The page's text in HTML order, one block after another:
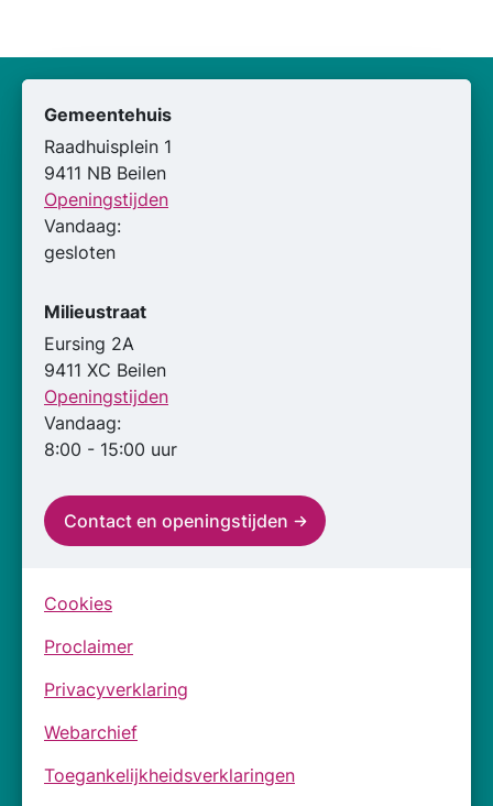
Gemeentehuis
Raadhuisplein 1
9411 NB Beilen
Openingstijden
Vandaag:
gesloten
Milieustraat
Eursing 2A
9411 XC Beilen
Openingstijden
Vandaag:
8:00 - 15:00 uur
Contact en openingstijden
Cookies
Proclaimer
Privacyverklaring
Webarchief
Toegankelijkheidsverklaringen